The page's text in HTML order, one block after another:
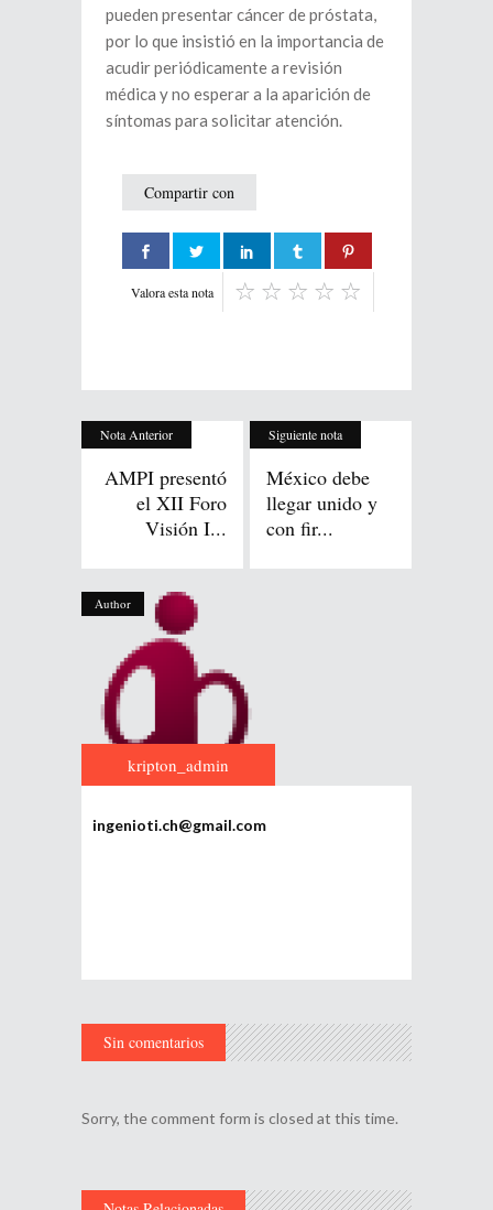
pueden presentar cáncer de próstata,
por lo que insistió en la importancia de
acudir periódicamente a revisión
médica y no esperar a la aparición de
síntomas para solicitar atención.
Compartir con
Valora esta nota
Nota Anterior
AMPI presentó
el XII Foro
Visión I...
Siguiente nota
México debe
llegar unido y
con fir...
Author
kripton_admin
ingenioti.ch@gmail.com
Sin comentarios
Sorry, the comment form is closed at this time.